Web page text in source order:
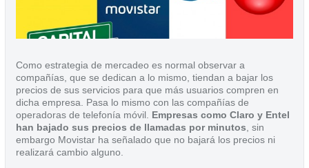
Como estrategia de mercadeo es normal observar a
compañías, que se dedican a lo mismo, tiendan a bajar los
precios de sus servicios para que más usuarios compren en
dicha empresa. Pasa lo mismo con las compañías de
operadoras de telefonía móvil. Empresas como Claro y Entel
han bajado sus precios de llamadas por minutos , sin
embargo Movistar ha señalado que no bajará los precios ni
realizará cambio alguno.